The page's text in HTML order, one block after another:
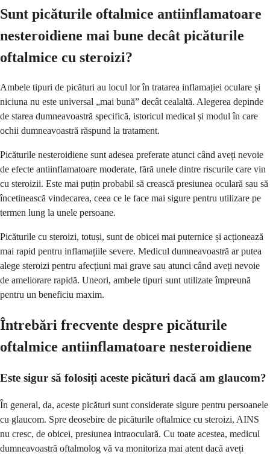
Sunt picăturile oftalmice antiinflamatoare
nesteroidiene mai bune decât picăturile
oftalmice cu steroizi?
Ambele tipuri de picături au locul lor în tratarea inflamației oculare și
niciuna nu este universal „mai bună” decât cealaltă. Alegerea depinde
de starea dumneavoastră specifică, istoricul medical și modul în care
ochii dumneavoastră răspund la tratament.
Picăturile nesteroidiene sunt adesea preferate atunci când aveți nevoie
de efecte antiinflamatoare moderate, fără unele dintre riscurile care vin
cu steroizii. Este mai puțin probabil să crească presiunea oculară sau să
încetinească vindecarea, ceea ce le face mai sigure pentru utilizare pe
termen lung la unele persoane.
Picăturile cu steroizi, totuși, sunt de obicei mai puternice și acționează
mai rapid pentru inflamațiile severe. Medicul dumneavoastră ar putea
alege steroizi pentru afecțiuni mai grave sau atunci când aveți nevoie
de ameliorare rapidă. Uneori, ambele tipuri sunt utilizate împreună
pentru un beneficiu maxim.
Întrebări frecvente despre picăturile
oftalmice antiinflamatoare nesteroidiene
Este sigur să folosiți aceste picături dacă am glaucom?
În general, da, aceste picături sunt considerate sigure pentru persoanele
cu glaucom. Spre deosebire de picăturile oftalmice cu steroizi, AINS
nu cresc, de obicei, presiunea intraoculară. Cu toate acestea, medicul
dumneavoastră oftalmolog vă va monitoriza mai atent dacă aveți